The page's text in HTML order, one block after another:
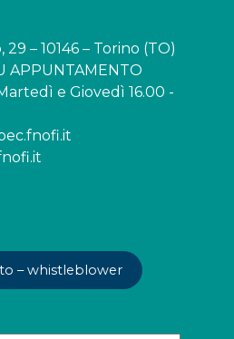
– 10146 – Torino (TO)
APPUNTAMENTO
e Giovedì 16.00 -
– whistleblower